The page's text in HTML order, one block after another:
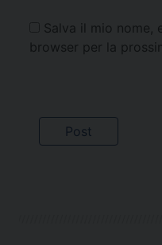
Salva il mio nome,
browser per la